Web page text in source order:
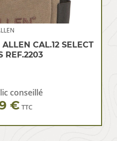
CAL.12 SELECT
REF.2203
conseillé
€ TTC